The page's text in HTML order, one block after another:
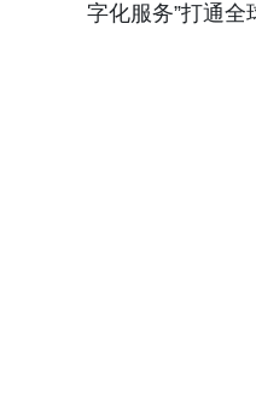
字化服务”打通全